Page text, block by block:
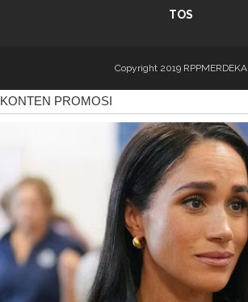
TOS
Copyright 2019 RPPMERDEKA